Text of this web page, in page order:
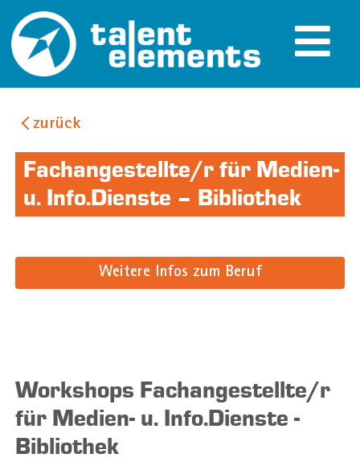
zurück
Fachangestellte/r für Medien-
u. Info.Dienste – Bibliothek
Weitere Infos zum Beruf
Workshops Fachangestellte/r
für Medien- u. Info.Dienste -
Bibliothek